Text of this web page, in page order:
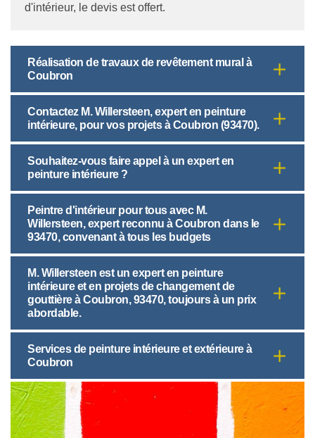
d'intérieur, le devis est offert.
Réalisation de travaux de revêtement mural à
Coubron
Contactez M. Willersteen, expert en peinture
intérieure, pour vos projets à Coubron (93470).
Souhaitez-vous faire appel à un expert en
peinture intérieure ?
Peintre d'intérieur pour tous avec M.
Willersteen, expert reconnu à Coubron dans le
93470, convenant à tous les budgets
M. Willersteen est un expert en peinture
intérieure et en projets de changement de
gouttière à Coubron, 93470, toujours à un prix
abordable.
Services de peinture intérieure et extérieure à
Coubron